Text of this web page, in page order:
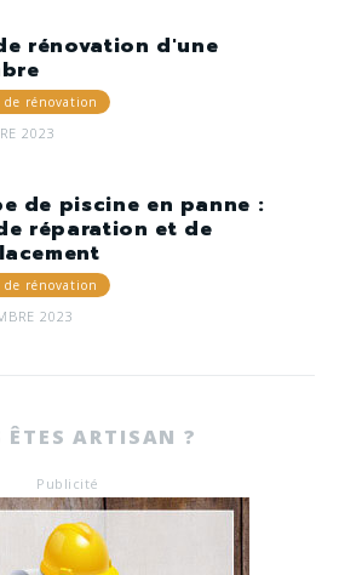
rénovation d'une
de rénovation
2023
de piscine en panne :
réparation et de
de rénovation
2023
ÊTES ARTISAN ?
Publicité